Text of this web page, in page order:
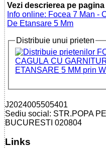
Vezi descrierea pe
Info online: Focea 7 Man -
De Etansare 5 Mm
Distribuie unui prieten
J2024005505401
Sediu social: STR.POPA
BUCURESTI 020804
Links